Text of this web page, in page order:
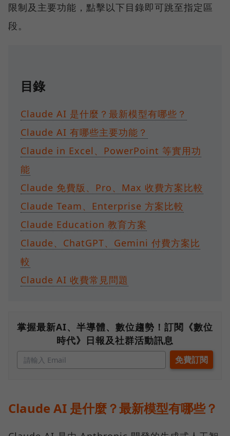
限制及主要功能，點擊以下目錄即可跳至指定區
段。
目錄
Claude AI 是什麼？最新模型有哪些？
Claude AI 有哪些主要功能？
Claude in Excel、PowerPoint 等實用功
能
Claude 免費版、Pro、Max 收費方案比較
Claude Team、Enterprise 方案比較
Claude Education 教育方案
Claude、ChatGPT、Gemini 付費方案比
較
Claude AI 收費常見問題
掌握最新AI、半導體、數位趨勢！訂閱《數位
時代》日報及社群活動訊息
Claude AI 是什麼？最新模型有哪些？